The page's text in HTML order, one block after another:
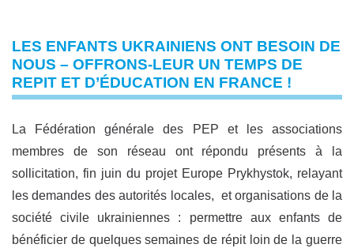
LES ENFANTS UKRAINIENS ONT BESOIN DE
NOUS – OFFRONS-LEUR UN TEMPS DE
REPIT ET D’ÉDUCATION EN FRANCE !
La Fédération générale des PEP et les associations
membres de son réseau ont répondu présents à la
sollicitation, fin juin du projet Europe Prykhystok, relayant
les demandes des autorités locales, et organisations de la
société civile ukrainiennes : permettre aux enfants de
bénéficier de quelques semaines de répit loin de la guerre